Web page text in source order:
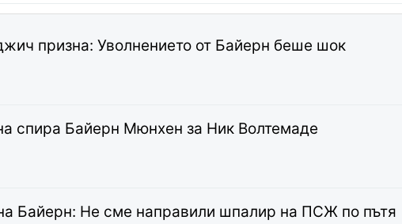
призна: Уволнението от Байерн беше шок
спира Байерн Мюнхен за Ник Волтемаде
Байерн: Не сме направили шпалир на ПСЖ по пътя